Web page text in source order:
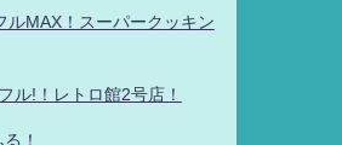
ルMAX！スーパークッキン
ル!！レトロ館2号店！
！